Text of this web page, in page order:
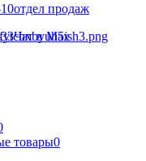
отдел продаж
Чат в Max
товары0